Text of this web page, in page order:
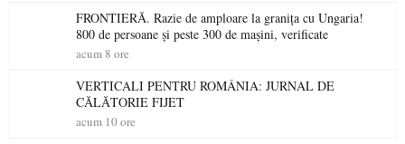
FRONTIERĂ. Razie de amploare la granița cu Ungaria!
800 de persoane și peste 300 de mașini, verificate
acum 8 ore
VERTICALI PENTRU ROMÂNIA: JURNAL DE
CĂLĂTORIE FIJET
acum 10 ore